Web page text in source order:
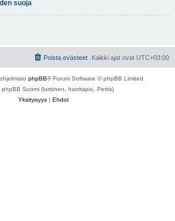
suoja
Kaikki ajat ovat UTC+03:00
Poista evästeet
phpBB® Forum Software © phpBB Limited
Suomi (lurttinen, harritapio, Pettis)
Yksityisyys | Ehdot